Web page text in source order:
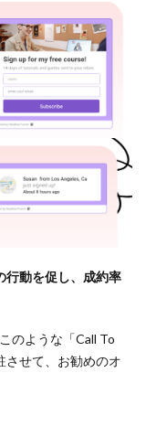
行動を促し、成約率
のような「Call To
せて、お勧めのオ